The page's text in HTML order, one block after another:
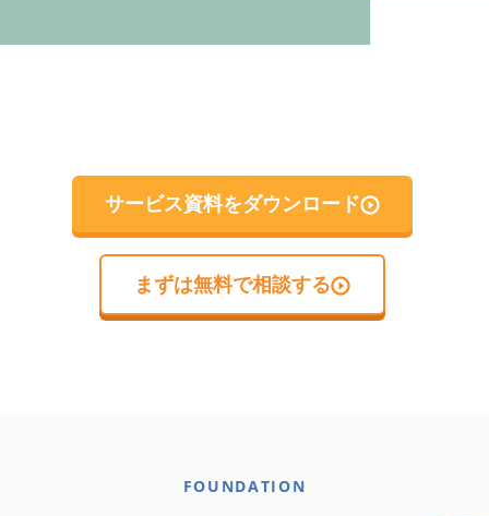
サービス資料をダウンロード
まずは無料で相談する
FOUNDATION